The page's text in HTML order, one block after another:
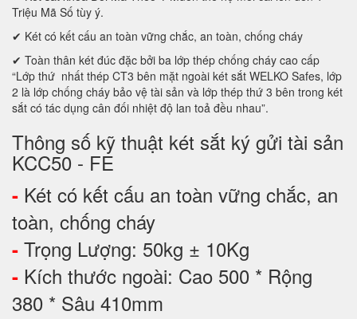
Triệu Mã Số tùy ý.
✔ Két có kết cấu an toàn vững chắc, an toàn, chống cháy
✔ Toàn thân két đúc đặc bởi ba lớp thép chống cháy cao cấp
“Lớp thứ nhất thép CT3 bên mặt ngoài két sắt WELKO Safes, lớp
2 là lớp chống cháy bảo vệ tài sản và lớp thép thứ 3 bên trong két
sắt có tác dụng cân đối nhiệt độ lan toả đều nhau”.
Thông số kỹ thuật két sắt ký gửi tài sản
KCC50 - FE
- Két có kết cấu an toàn vững chắc, an
toàn, chống cháy
- Trọng Lượng: 50kg ± 10Kg
- Kích thước ngoài: Cao 500 * Rộng
380 * Sâu 410mm